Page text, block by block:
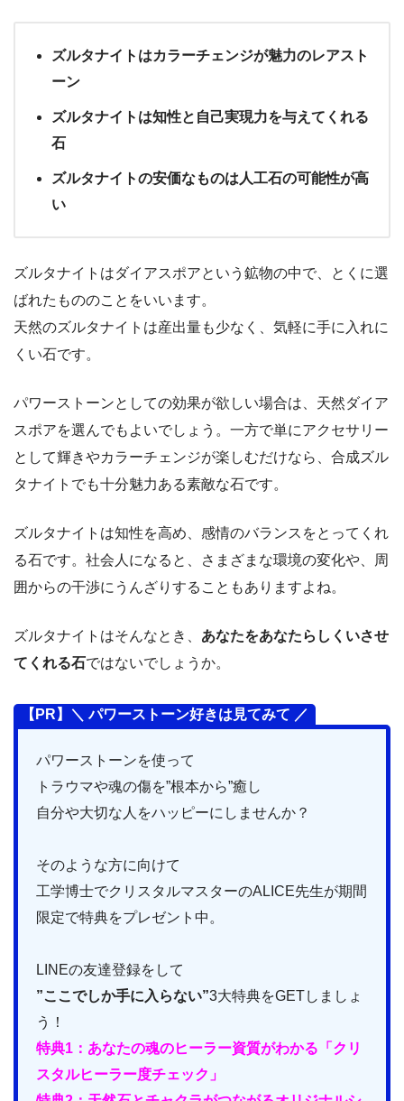
ズルタナイトはカラーチェンジが魅力のレアスト
ーン
ズルタナイトは知性と自己実現力を与えてくれる
石
ズルタナイトの安価なものは人工石の可能性が高
い
ズルタナイトはダイアスポアという鉱物の中で、とくに選
ばれたもののことをいいます。
天然のズルタナイトは産出量も少なく、気軽に手に入れに
くい石です。
パワーストーンとしての効果が欲しい場合は、天然ダイア
スポアを選んでもよいでしょう。一方で単にアクセサリー
として輝きやカラーチェンジが楽しむだけなら、合成ズル
タナイトでも十分魅力ある素敵な石です。
ズルタナイトは知性を高め、感情のバランスをとってくれ
る石です。社会人になると、さまざまな環境の変化や、周
囲からの干渉にうんざりすることもありますよね。
ズルタナイトはそんなとき、 あなたをあなたらしくいさせ
てくれる石ではないでしょうか。
【PR】＼ パワーストーン好きは見てみて ／
パワーストーンを使って
トラウマや魂の傷を”根本から”癒し
自分や大切な人をハッピーにしませんか？
そのような方に向けて
工学博士でクリスタルマスターのALICE先生が期間
限定で特典をプレゼント中。
LINEの友達登録をして
”ここでしか手に入らない”3大特典をGETしましょ
う！
特典1：あなたの魂のヒーラー資質がわかる「クリ
スタルヒーラー度チェック」